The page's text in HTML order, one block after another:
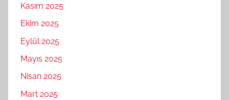
Kasım 2025
Ekim 2025
Eylül 2025
Mayıs 2025
Nisan 2025
Mart 2025